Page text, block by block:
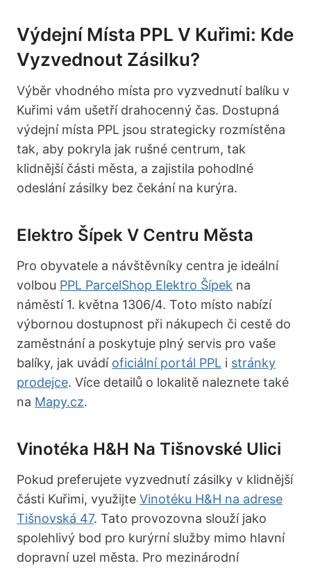
Výdejní Místa PPL V Kuřimi: Kde
Vyzvednout Zásilku?
Výběr vhodného místa pro vyzvednutí balíku v
Kuřimi vám ušetří drahocenný čas. Dostupná
výdejní místa PPL jsou strategicky rozmístěna
tak, aby pokryla jak rušné centrum, tak
klidnější části města, a zajistila pohodlné
odeslání zásilky bez čekání na kurýra.
Elektro Šípek V Centru Města
Pro obyvatele a návštěvníky centra je ideální
volbou PPL ParcelShop Elektro Šípek na
náměstí 1. května 1306/4. Toto místo nabízí
výbornou dostupnost při nákupech či cestě do
zaměstnání a poskytuje plný servis pro vaše
balíky, jak uvádí oficiální portál PPL i stránky
prodejce. Více detailů o lokalitě naleznete také
na Mapy.cz.
Vinotéka H&H Na Tišnovské Ulici
Pokud preferujete vyzvednutí zásilky v klidnější
části Kuřimi, využijte Vinotéku H&H na adrese
Tišnovská 47. Tato provozovna slouží jako
spolehlivý bod pro kurýrní služby mimo hlavní
dopravní uzel města. Pro mezinárodní